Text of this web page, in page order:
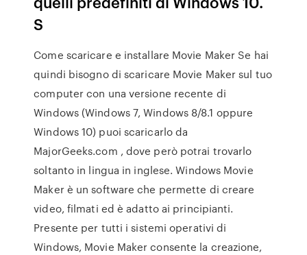
S
Come scaricare e installare Movie Maker Se hai
quindi bisogno di scaricare Movie Maker sul tuo
computer con una versione recente di
Windows (Windows 7, Windows 8/8.1 oppure
Windows 10) puoi scaricarlo da
MajorGeeks.com , dove però potrai trovarlo
soltanto in lingua in inglese. Windows Movie
Maker è un software che permette di creare
video, filmati ed è adatto ai principianti.
Presente per tutti i sistemi operativi di
Windows, Movie Maker consente la creazione,